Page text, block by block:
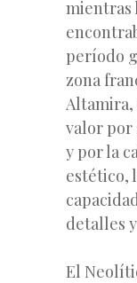
mientras
período
zona
Altamira,
valor por
y por la
estético,
detalles
El